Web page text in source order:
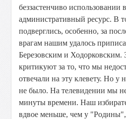
беззастенчиво использовании
административный ресурс. В
подверглись, особенно, за
врагам нашим удалось
Березовским и Ходорковским.
критикуют за то, что мы
отвечали на эту клевету. Но у
не было. На телевидении мы
минуты времени. Наш
вдвое меньше, чем у "Родины",